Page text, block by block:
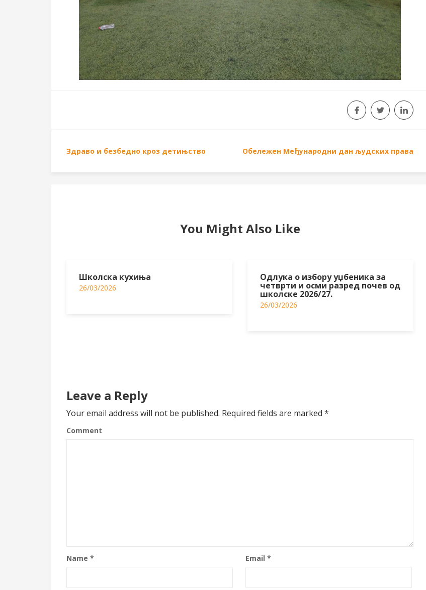
Здраво и безбедно кроз детињство Обележен Међународни дан људских права
You Might Also Like
Школска кухиња
26/03/2026
Одлука о избору уџбеника за
четврти и осми разред почев од
школске 2026/27.
26/03/2026
Leave a Reply
Your email address will not be published. Required fields are marked *
Comment
Name * Email*